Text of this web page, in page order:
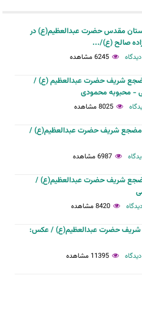
مقدس حضرت عبدالعظیم(ع) در
صالح (ع)/...
6245 مشاهده
مضجع شریف حضرت عبدالعظیم (ع) /
- محبوبه محمودی
8025 مشاهده
مضجع شریف حضرت عبدالعظیم(ع) /
6987 مشاهده
مضجع شریف حضرت عبدالعظیم(ع) /
8420 مشاهده
شریف حضرت عبدالعظیم(ع) / عکس:
11395 مشاهده